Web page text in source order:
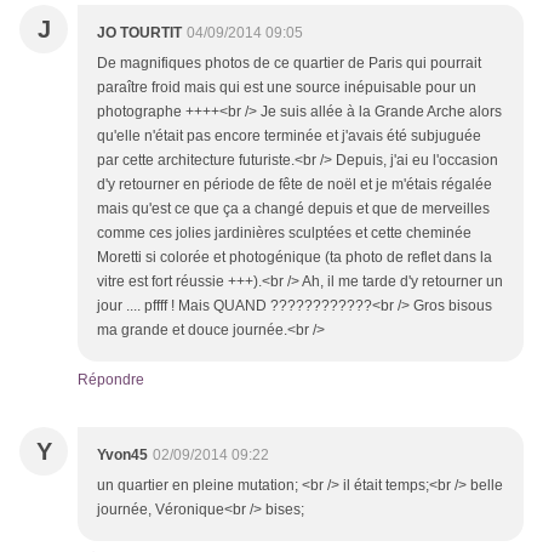
J JO TOURTIT 04/09/2014 09:05
De magnifiques photos de ce quartier de Paris qui pourrait
paraître froid mais qui est une source inépuisable pour un
photographe ++++<br /> Je suis allée à la Grande Arche alors
qu'elle n'était pas encore terminée et j'avais été subjuguée
par cette architecture futuriste.<br /> Depuis, j'ai eu l'occasion
d'y retourner en période de fête de noël et je m'étais régalée
mais qu'est ce que ça a changé depuis et que de merveilles
comme ces jolies jardinières sculptées et cette cheminée
Moretti si colorée et photogénique (ta photo de reflet dans la
vitre est fort réussie +++).<br /> Ah, il me tarde d'y retourner un
jour .... pffff ! Mais QUAND ????????????<br /> Gros bisous
ma grande et douce journée.<br />
Répondre
Y Yvon45 02/09/2014 09:22
un quartier en pleine mutation; <br /> il était temps;<br /> belle
journée, Véronique<br /> bises;